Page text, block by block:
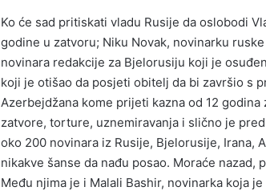
Ko će sad pritiskati vladu Rusije da oslobodi
godine u zatvoru; Niku Novak, novinarku
novinara redakcije za Bjelorusiju koji je
koji je otišao da posjeti obitelj da bi završio s
Azerbejdžana kome prijeti kazna od 12
zatvore, torture, uznemiravanja i slično je
oko 200 novinara iz Rusije, Bjelorusije, Irana,
nikakve šanse da nađu posao. Moraće
Među njima je i Malali Bashir, novinarka koja